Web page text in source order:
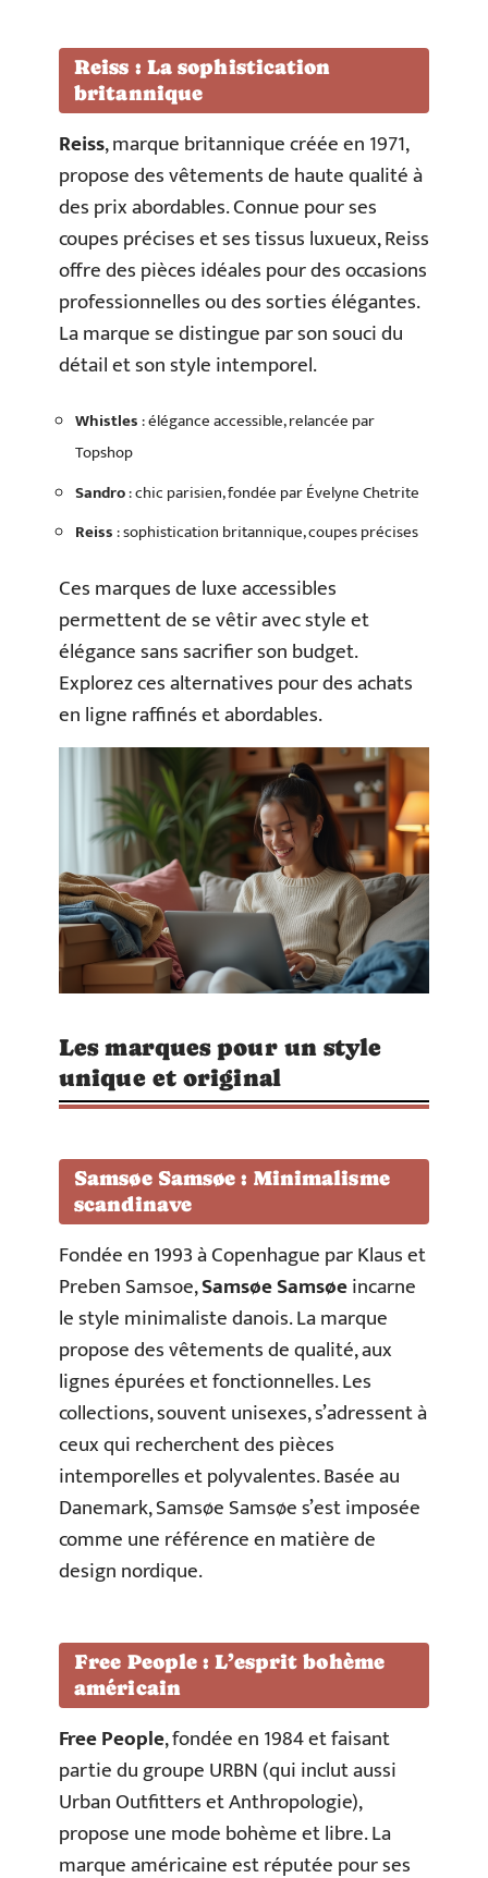
Reiss : La sophistication
britannique
Reiss, marque britannique créée en 1971,
propose des vêtements de haute qualité à
des prix abordables. Connue pour ses
coupes précises et ses tissus luxueux, Reiss
offre des pièces idéales pour des occasions
professionnelles ou des sorties élégantes.
La marque se distingue par son souci du
détail et son style intemporel.
Whistles: élégance accessible, relancée par
Topshop
Sandro: chic parisien, fondée par Évelyne Chetrite
Reiss: sophistication britannique, coupes précises
Ces marques de luxe accessibles
permettent de se vêtir avec style et
élégance sans sacrifier son budget.
Explorez ces alternatives pour des achats
en ligne raffinés et abordables.
Les marques pour un style
unique et original
Samsøe Samsøe : Minimalisme
scandinave
Fondée en 1993 à Copenhague par Klaus et
Preben Samsoe,Samsøe Samsøeincarne
le style minimaliste danois. La marque
propose des vêtements de qualité, aux
lignes épurées et fonctionnelles. Les
collections, souvent unisexes, s’adressent à
ceux qui recherchent des pièces
intemporelles et polyvalentes. Basée au
Danemark, Samsøe Samsøe s’est imposée
comme une référence en matière de
design nordique.
Free People : L’esprit bohème
américain
Free People, fondée en 1984 et faisant
partie du groupe URBN (qui inclut aussi
Urban Outfitters et Anthropologie),
propose une mode bohème et libre. La
marque américaine est réputée pour ses